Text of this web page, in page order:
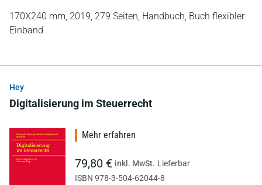
170X240 mm, 2019, 279 Seiten, Handbuch, Buch flexibler
Einband
Hey
Digitalisierung im Steuerrecht
Mehr erfahren
79,80 € inkl. MwSt. Lieferbar
ISBN 978-3-504-62044-8